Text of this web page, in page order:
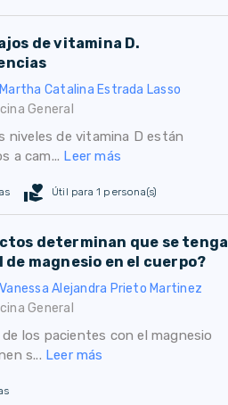
de vitamina D.
Martha Catalina Estrada Lasso
General
niveles de vitamina D están
a cam... Leer más
volunteer_activism Útil para 1 persona(s)
determinan que se tenga
de magnesio en el cuerpo?
Vanessa Alejandra Prieto Martinez
General
de los pacientes con el magnesio
s... Leer más